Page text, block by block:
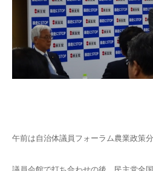
午前は自治体議員フォーラム農業政策